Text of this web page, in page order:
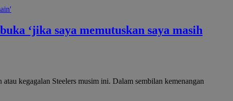
‘jika saya memutuskan saya masih
kegagalan Steelers musim ini. Dalam sembilan kemenangan